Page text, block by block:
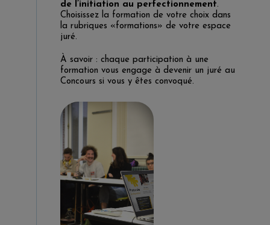
de l’initiation au perfectionnement.
Choisissez la formation de votre choix dans
la rubriques «formations» de votre espace
juré.
À savoir : chaque participation à une
formation vous engage à devenir un juré au
Concours si vous y êtes convoqué.